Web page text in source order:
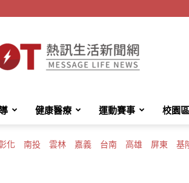
HotMessage
健康醫療 運動賽事 校園區
化 南投 雲林 嘉義 台南 高雄 屏東 基